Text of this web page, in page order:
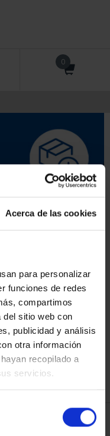
Acerca de las cookies
para personalizar
funciones de redes
compartimos
del sitio web con
publicidad y análisis
otra información
recopilado a
servicios.
0